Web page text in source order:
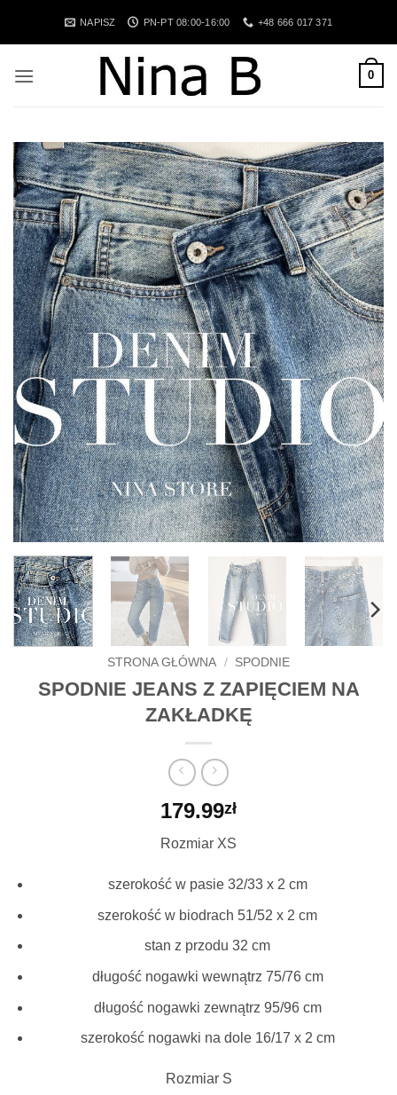
NAPISZ PN-PT 08:00-16:00 +48 666 017 371
0
STRONA GŁÓWNA / SPODNIE
SPODNIE JEANS Z ZAPIĘCIEM NA
ZAKŁADKĘ
179.99zł
Rozmiar XS
szerokość w pasie 32/33 x 2 cm
szerokość w biodrach 51/52 x 2 cm
stan z przodu 32 cm
długość nogawki wewnątrz 75/76 cm
długość nogawki zewnątrz 95/96 cm
szerokość nogawki na dole 16/17 x 2 cm
Rozmiar S